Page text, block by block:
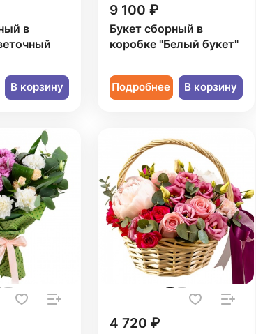
в
В корзину
9 100 ₽
Букет сборный в
коробке "Белый букет"
Подробнее В корзину
4 720 ₽